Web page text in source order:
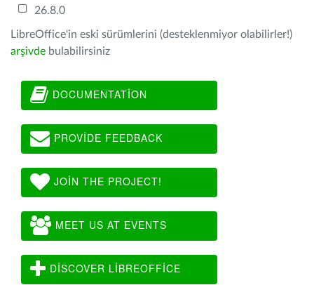
26.8.0
LibreOffice'in eski sürümlerini (desteklenmiyor olabilirler!)
arşivde bulabilirsiniz
DOCUMENTATION
PROVIDE FEEDBACK
JOIN THE PROJECT!
MEET US AT EVENTS
DISCOVER LIBREOFFICE